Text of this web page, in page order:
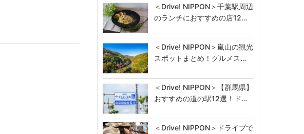
＜Drive! NIPPON＞千葉駅周辺
のランチにおすすめの店12…
＜Drive! NIPPON＞嵐山の観光
スポットまとめ！グルメス…
＜Drive! NIPPON＞【群馬県】
おすすめの道の駅12選！ド…
＜Drive! NIPPON＞ドライブで